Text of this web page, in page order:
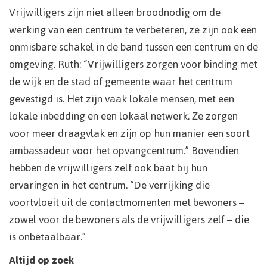
Vrijwilligers zijn niet alleen broodnodig om de
werking van een centrum te verbeteren, ze zijn ook een
onmisbare schakel in de band tussen een centrum en de
omgeving. Ruth: “Vrijwilligers zorgen voor binding met
de wijk en de stad of gemeente waar het centrum
gevestigd is. Het zijn vaak lokale mensen, met een
lokale inbedding en een lokaal netwerk. Ze zorgen
voor meer draagvlak en zijn op hun manier een soort
ambassadeur voor het opvangcentrum.” Bovendien
hebben de vrijwilligers zelf ook baat bij hun
ervaringen in het centrum. “De verrijking die
voortvloeit uit de contactmomenten met bewoners –
zowel voor de bewoners als de vrijwilligers zelf – die
is onbetaalbaar.”
Altijd op zoek